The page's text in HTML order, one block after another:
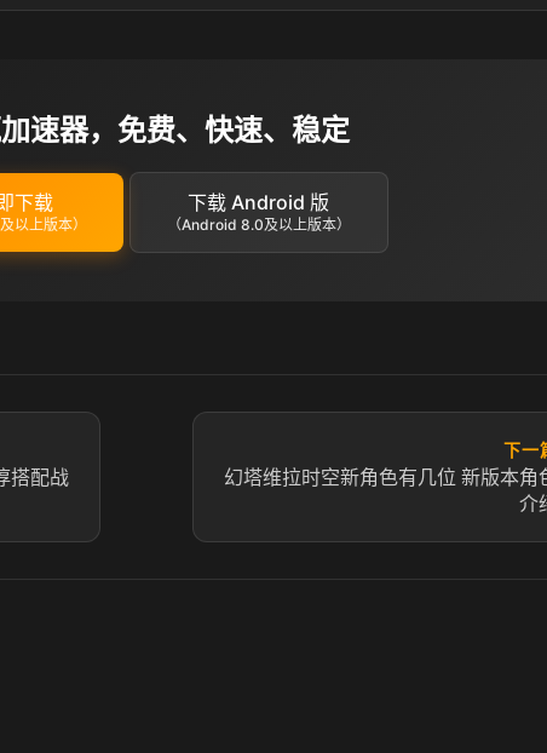
速器，免费、快速、稳定
下载
以上版本）
下载 Android 版
（Android 8.0及以上版本）
搭配战
下一
幻塔维拉时空新角色有几位 新版本角
介